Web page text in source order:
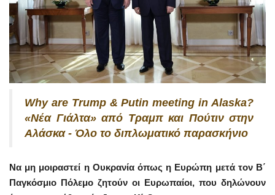
Why are Trump & Putin meeting in Alaska?
«Νέα Γιάλτα» από Τραμπ και Πούτιν στην
Αλάσκα - Όλο το διπλωματικό παρασκήνιο
Να μη μοιραστεί η Ουκρανία όπως η Ευρώπη μετά τον Β΄
Παγκόσμιο Πόλεμο ζητούν οι Ευρωπαίοι, που δηλώνουν